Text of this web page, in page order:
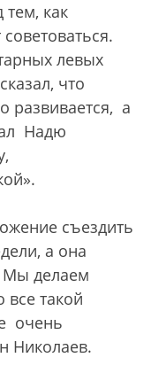
тем, как
левых
что
развивается, а
Надю
съездить
а она
Мы делаем
такой
очень
Николаев.